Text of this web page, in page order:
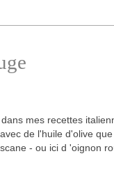
mes recettes
de l'huile d'olive
- ou ici d 'oignon